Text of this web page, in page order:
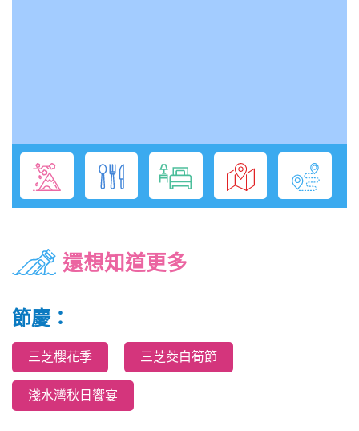
還想知道更多
節慶：
三芝櫻花季 三芝茭白筍節
淺水灣秋日饗宴